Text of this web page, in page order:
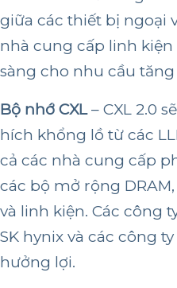
giữa các thiết bị ngoại
nhà cung cấp linh kiện
sàng cho nhu cầu
Bộ nhớ CXL– CXL 2.0
hích khổng lồ từ các
cả các nhà cung cấp
các bộ mở rộng
và linh kiện. Các công
SK hynix và các công
hưởng lợi.